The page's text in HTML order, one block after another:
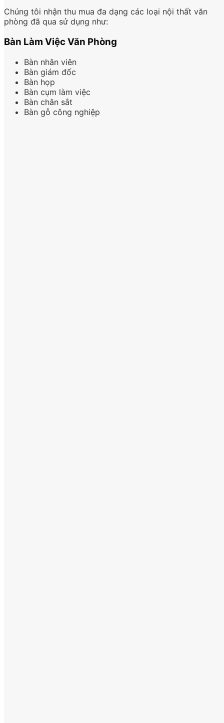
Chúng tôi nhận thu mua đa dạng các loại nội thất văn
phòng đã qua sử dụng như:
Bàn Làm Việc Văn Phòng
Bàn nhân viên
Bàn giám đốc
Bàn họp
Bàn cụm làm việc
Bàn chân sắt
Bàn gỗ công nghiệp